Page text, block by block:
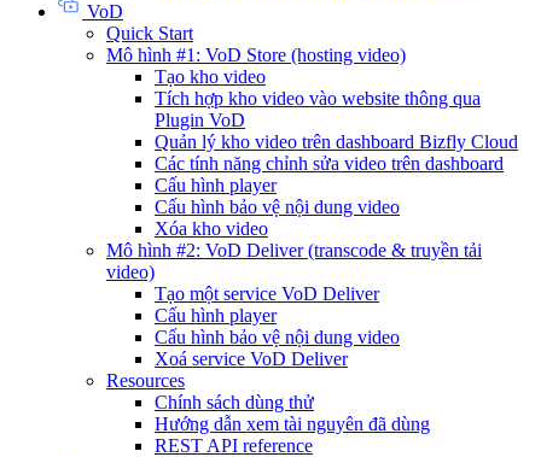
VoD
Quick Start
Mô hình #1: VoD Store (hosting video)
Tạo kho video
Tích hợp kho video vào website thông qua
Plugin VoD
Quản lý kho video trên dashboard Bizfly Cloud
Các tính năng chỉnh sửa video trên dashboard
Cấu hình player
Cấu hình bảo vệ nội dung video
Xóa kho video
Mô hình #2: VoD Deliver (transcode & truyền tải
video)
Tạo một service VoD Deliver
Cấu hình player
Cấu hình bảo vệ nội dung video
Xoá service VoD Deliver
Resources
Chính sách dùng thử
Hướng dẫn xem tài nguyên đã dùng
REST API reference